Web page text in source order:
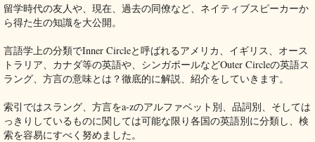
留学時代の友人や、現在、過去の同僚など、ネイティブスピーカーか
ら得た生の知識を大公開。
言語学上の分類でInner Circleと呼ばれるアメリカ、イギリス、オース
トラリア、カナダ等の英語や、シンガポールなどOuter Circleの英語ス
ラング、方言の意味とは？徹底的に解説、紹介をしていきます。
索引ではスラング、方言をa-zのアルファベット別、品詞別、そしては
っきりしているものに関しては可能な限り各国の英語別に分類し、検
索を容易にすべく努めました。